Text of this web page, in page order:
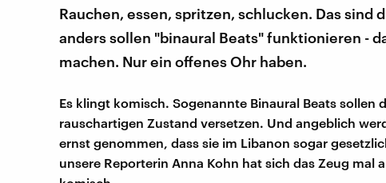
Rauchen, essen, spritzen, schlucken. Das sind
anders sollen "binaural Beats" funktionieren -
machen. Nur ein offenes Ohr haben.
Es klingt komisch. Sogenannte Binaural Beats sollen
rauschartigen Zustand versetzen. Und angeblich
ernst genommen, dass sie im Libanon sogar
unsere Reporterin Anna Kohn hat sich das Zeug mal